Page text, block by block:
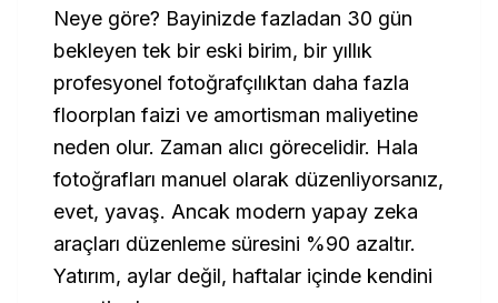
Neye göre? Bayinizde fazladan 30 gün
bekleyen tek bir eski birim, bir yıllık
profesyonel fotoğrafçılıktan daha fazla
floorplan faizi ve amortisman maliyetine
neden olur. Zaman alıcı görecelidir. Hala
fotoğrafları manuel olarak düzenliyorsanız,
evet, yavaş. Ancak modern yapay zeka
araçları düzenleme süresini %90 azaltır.
Yatırım, aylar değil, haftalar içinde kendini